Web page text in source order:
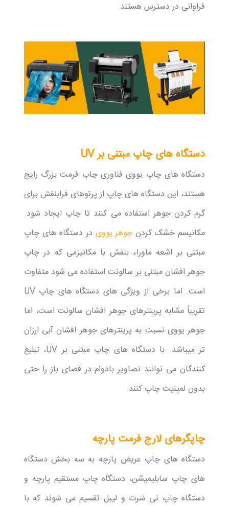
فراوانی در دسترس هستند.
دستگاه های چاپ مبتنی بر UV
دستگاه های چاپ یووی فناوری چاپ فرمت بزرگ رایج
هستند، این دستگاه های چاپ از پرتوهای فرابنفش برای
گرم کردن جوهر استفاده می کنند تا چاپ ایجاد شود.
مکانیسم خشک کردن جوهر یووی در دستگاه های چاپ
مبتنی بر اشعه ماوراء بنفش با مکانیزمی که در چاپ
جوهر افشان مبتنی بر سالونت استفاده می شود متفاوت
است. اما برخی از ویژگی های دستگاه های چاپ UV
تقریباً مشابه پرینترهای جوهر افشان سالونت است، اما
جوهر یووی نسبت به پرینترهای جوهر افشان آبی ارزان
تر میباشد. با دستگاه های چاپ مبتنی بر UV، تبلیغ
کنندگان می توانند تصاویر بادوام در فضای باز را حتی
بدون لمینیت چاپ کنند.
چاپگرهای لارج فرمت پارچه
دستگاه های چاپ عریض پارچه به سه بخش دستگاه
های چاپ سابلیمیشن، دستگاه چاپ مستقیم پارچه و
دستگاه چاپ تی شرت و لیبل تقسیم می شوند که با